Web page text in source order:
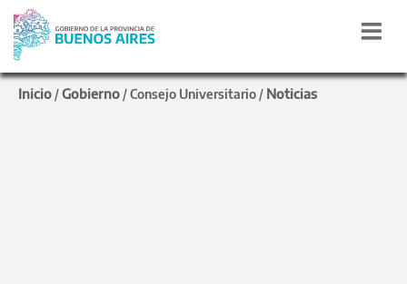
Inicio /Gobierno /Consejo Universitario / Noticias